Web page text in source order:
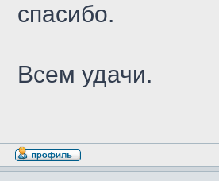
спасибо.
Всем удачи.